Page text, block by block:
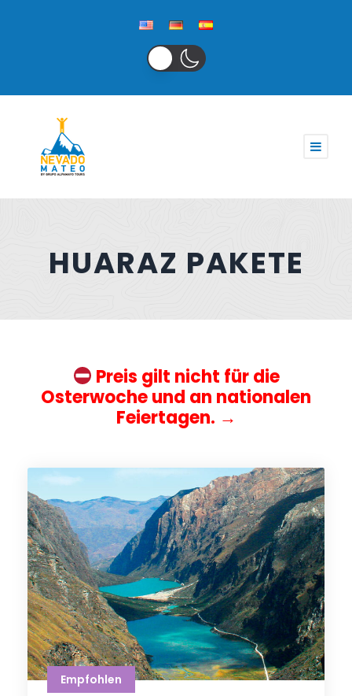
HUARAZ PAKETE
Preis gilt nicht für die
Osterwoche und an nationalen
Feiertagen. →
Empfohlen